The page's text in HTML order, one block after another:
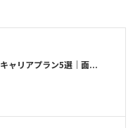
キャリアプラン5選｜面...